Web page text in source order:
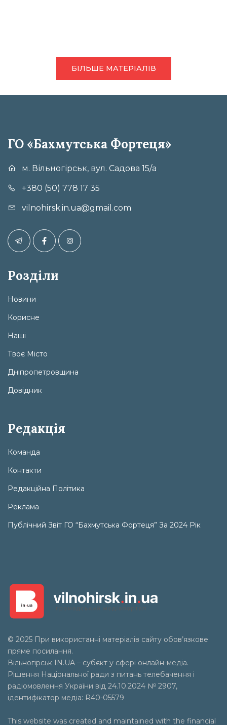
БІЛЬШЕ МАТЕРІАЛІВ
ГО «Бахмутська Фортеця»
м. Вільногірськ, вул. Садова 15/а
+380 (50) 778 17 35
vilnohirsk.in.ua@gmail.com
Розділи
Новини
Корисне
Наші
Твоє Місто
Дніпропетровщина
Довідник
Редакція
Команда
Контакти
Редакційна Політика
Реклама
Публічний Звіт ГО “Бахмутська Фортеця” За 2024 Рік
© 2025 При використанні матеріалів сайту обов’язкове
пряме посилання.
Вільногірськ IN.UA – субєкт у сфері онлайн-медіа.
Рішення Національної ради з питань телебачення і
радіомовлення України від 24.10.2024 № 2907,
ідентифікатор медіа: R40-05579
This website was created and maintained with the financial